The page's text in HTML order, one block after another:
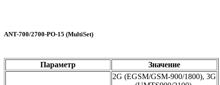
ANT-700/2700-PO-15 (MultiSet)
Параметр Значение
2G (EGSM/GSM-900/1800), 3G